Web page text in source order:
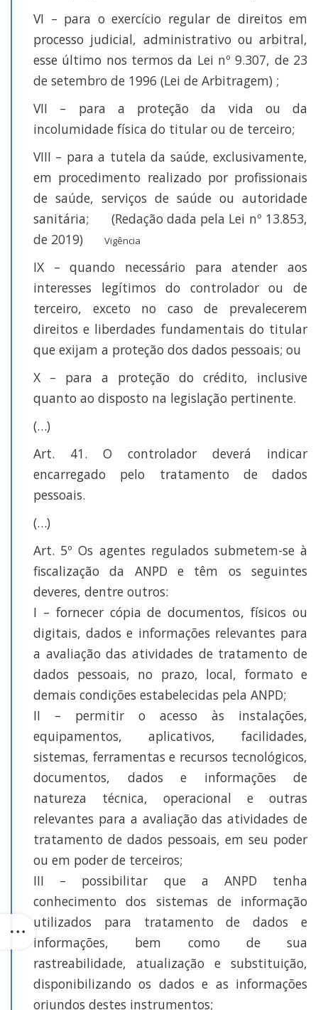
VI – para o exercício regular de direitos em
processo judicial, administrativo ou arbitral,
esse último nos termos da Lei nº 9.307, de 23
de setembro de 1996 (Lei de Arbitragem) ;
VII – para a proteção da vida ou da
incolumidade física do titular ou de terceiro;
VIII – para a tutela da saúde, exclusivamente,
em procedimento realizado por profissionais
de saúde, serviços de saúde ou autoridade
sanitária; (Redação dada pela Lei nº 13.853,
de 2019)
Vigência
IX – quando necessário para atender aos
interesses legítimos do controlador ou de
terceiro, exceto no caso de prevalecerem
direitos e liberdades fundamentais do titular
que exijam a proteção dos dados pessoais; ou
X – para a proteção do crédito, inclusive
quanto ao disposto na legislação pertinente.
(…)
Art. 41. O controlador deverá indicar
encarregado pelo tratamento de dados
pessoais.
(…)
Art. 5º Os agentes regulados submetem-se à
fiscalização da ANPD e têm os seguintes
deveres, dentre outros:
I – fornecer cópia de documentos, físicos ou
digitais, dados e informações relevantes para
a avaliação das atividades de tratamento de
dados pessoais, no prazo, local, formato e
demais condições estabelecidas pela ANPD;
II – permitir o acesso às instalações,
equipamentos, aplicativos, facilidades,
sistemas, ferramentas e recursos tecnológicos,
documentos, dados e informações de
natureza técnica, operacional e outras
relevantes para a avaliação das atividades de
tratamento de dados pessoais, em seu poder
ou em poder de terceiros;
III – possibilitar que a ANPD tenha
conhecimento dos sistemas de informação
utilizados para tratamento de dados e
informações, bem como de sua
rastreabilidade, atualização e substituição,
disponibilizando os dados e as informações
oriundos destes instrumentos;